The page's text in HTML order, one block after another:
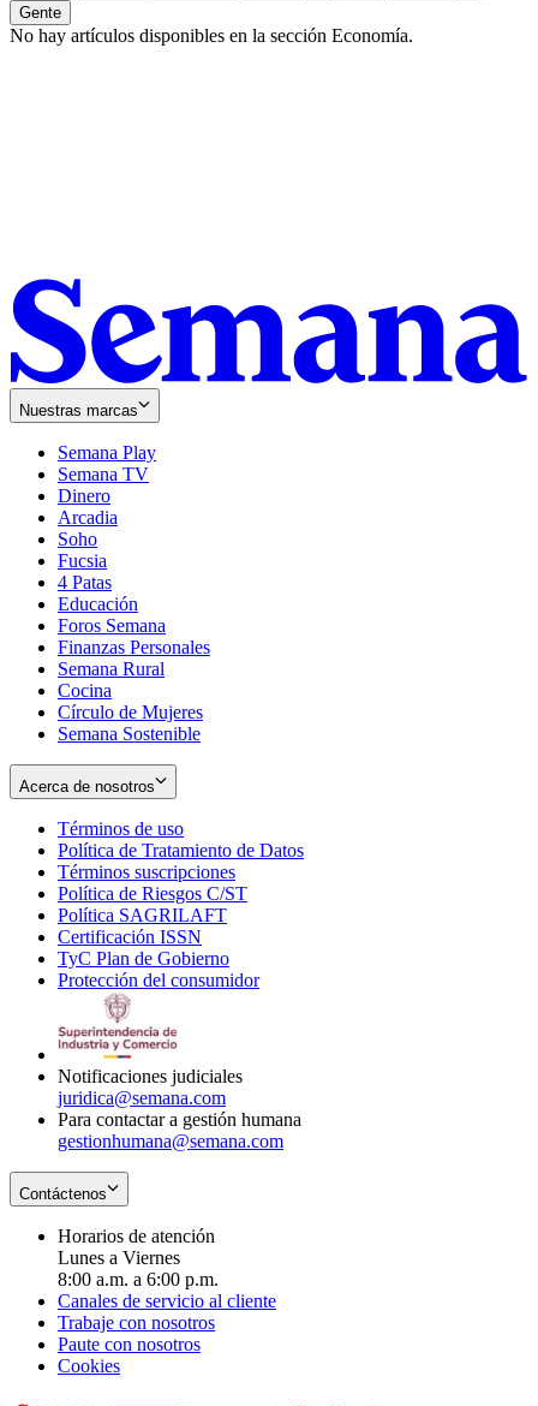
Gente
No hay artículos disponibles en la sección Economía.
Nuestras marcas
Semana Play
Semana TV
Dinero
Arcadia
Soho
in
new
window
Fucsia
in
new
window
4 Patas
Educación
Foros Semana
Finanzas Personales
Semana Rural
Cocina
Círculo de Mujeres
Semana Sostenible
Acerca de nosotros
Términos de uso
in
new
window
Política de Tratamiento de Datos
Términos suscripciones
in
Política de Riesgos C/ST
Política SAGRILAFT
new
window
Certificación ISSN
in
new
TyC Plan de Gobierno
in
Protección del consumidorOpens
Notificaciones judiciales
juridica@semana.com
Para contactar a gestión humana
gestionhumana@semana.com
Contáctenos
Horarios de atención
Lunes a Viernes
8:00 a.m. a 6:00 p.m.
Canales de servicio al cliente
Trabaje con nosotros
Paute con nosotros
Cookies